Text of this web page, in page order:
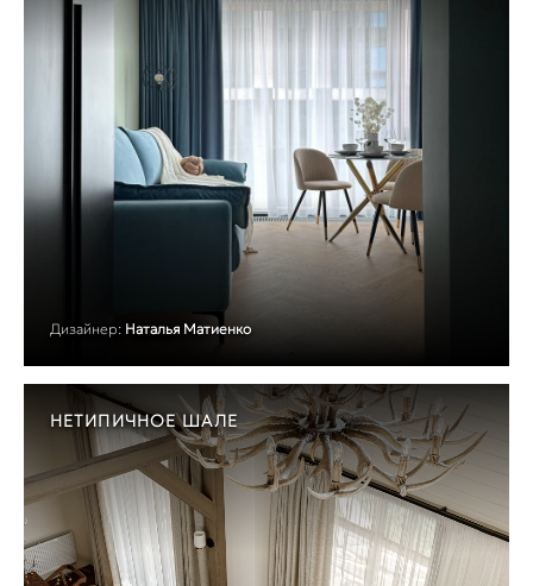
Дизайнер: Наталья Матиенко
НЕТИПИЧНОЕ ШАЛЕ